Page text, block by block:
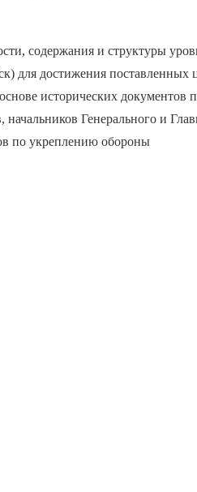
содержания и структуры
для достижения поставленных
исторических документов
Генерального и
по укреплению обороны